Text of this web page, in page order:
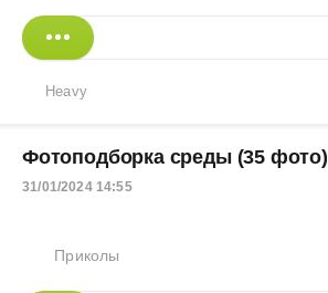
Heavy
Фотоподборка среды (35 фото)
31/01/2024 14:55
Приколы